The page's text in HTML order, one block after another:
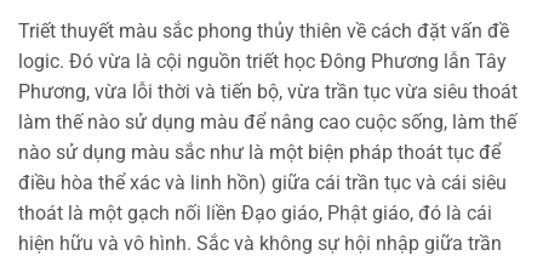
Triết thuyết màu sắc phong thủy thiên về cách đặt vấn đề
logic. Ðó vừa là cội nguồn triết học Ðông Phương lẫn Tây
Phương, vừa lỗi thời và tiến bộ, vừa trần tục vừa siêu thoát
làm thế nào sử dụng màu để nâng cao cuộc sống, làm thế
nào sử dụng màu sắc như là một biện pháp thoát tục để
điều hòa thể xác và linh hồn) giữa cái trần tục và cái siêu
thoát là một gạch nối liền Ðạo giáo, Phật giáo, đó là cái
hiện hữu và vô hình. Sắc và không sự hội nhập giữa trần